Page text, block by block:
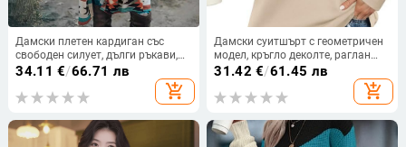
Дамски плетен кардиган със
свободен силует, дълги ръкави,
без яка, дълъг модел 80–100 cm,
34.11 €/66.71 лв
add_shopping_cart
Дамски суитшърт с геометричен
модел, кръгло деколте, раглан
ръкави, вълнена смес
31.42 €/61.45 лв
add_shopping_cart